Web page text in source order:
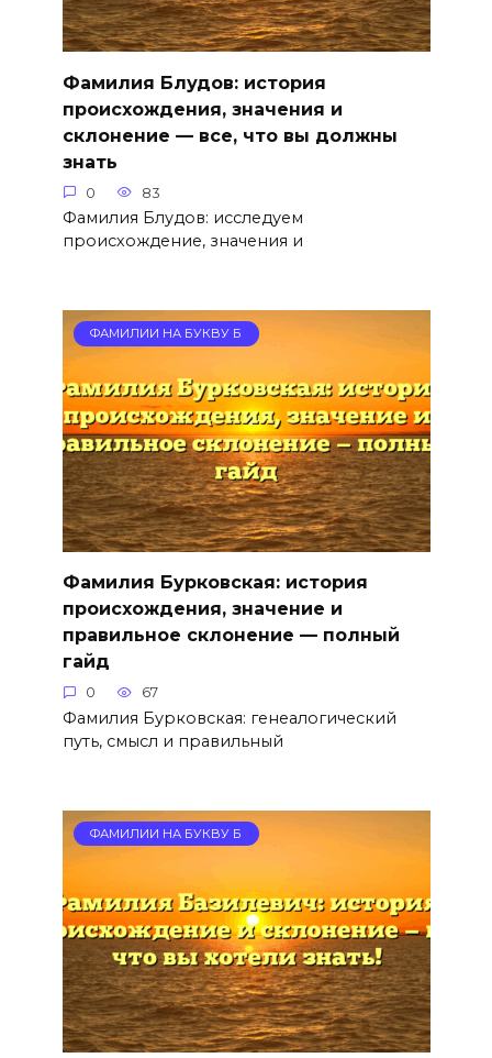
Фамилия Блудов: история
происхождения, значения и
склонение — все, что вы должны
знать
0 83
Фамилия Блудов: исследуем
происхождение, значения и
ФАМИЛИИ НА БУКВУ Б
Фамилия Бурковская: история
происхождения, значение и
правильное склонение — полный
гайд
0 67
Фамилия Бурковская: генеалогический
путь, смысл и правильный
ФАМИЛИИ НА БУКВУ Б